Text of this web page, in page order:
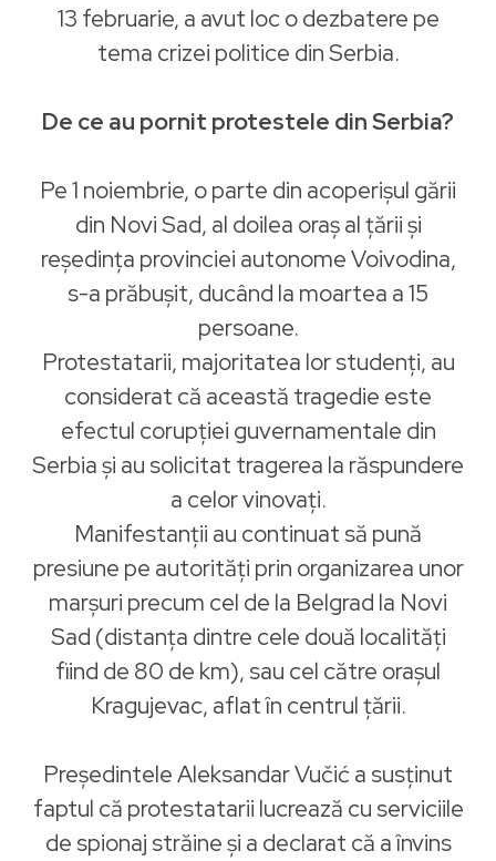
13 februarie, a avut loc o dezbatere pe
tema crizei politice din Serbia.
De ce au pornit protestele din Serbia?
Pe 1 noiembrie, o parte din acoperișul gării
din Novi Sad, al doilea oraș al țării și
reședința provinciei autonome Voivodina,
s-a prăbușit, ducând la moartea a 15
persoane.
Protestatarii, majoritatea lor studenți, au
considerat că această tragedie este
efectul corupției guvernamentale din
Serbia și au solicitat tragerea la răspundere
a celor vinovați.
Manifestanții au continuat să pună
presiune pe autorități prin organizarea unor
marșuri precum cel de la Belgrad la Novi
Sad (distanța dintre cele două localități
fiind de 80 de km), sau cel către orașul
Kragujevac, aflat în centrul țării.
Președintele Aleksandar Vučić a susținut
faptul că protestatarii lucrează cu serviciile
de spionaj străine și a declarat că a învins